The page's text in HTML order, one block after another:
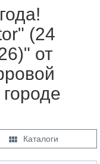
(24
от
 Каталоги